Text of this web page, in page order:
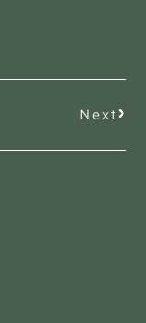
Next